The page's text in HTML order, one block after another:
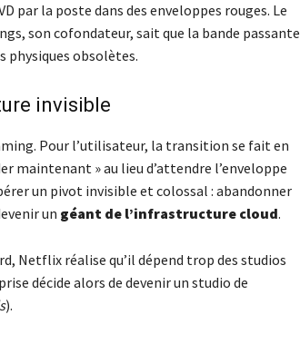
par la poste dans des enveloppes rouges. Le
son cofondateur, sait que la bande passante
obsolètes.
invisible
Pour l’utilisateur, la transition se fait en
maintenant » au lieu d’attendre l’enveloppe
un pivot invisible et colossal : abandonner
un géant de l’infrastructure cloud.
Netflix réalise qu’il dépend trop des studios
décide alors de devenir un studio de
).